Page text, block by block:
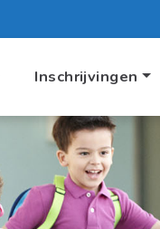
Inschrijvingen